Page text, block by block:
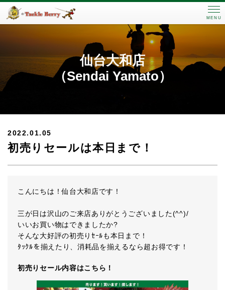
MENU
仙台大和店
（Sendai Yamato）
2022.01.05
初売りセールは本日まで！
こんにちは！仙台大和店です！
三が日は沢山のご来店ありがとうございました(^^)/
いいお買い物はできましたか?
そんな大好評の初売りｾｰﾙも本日まで！
ﾀｯｸﾙを揃えたり、消耗品を揃えるなら超お得です！
初売りセール内容はこちら！